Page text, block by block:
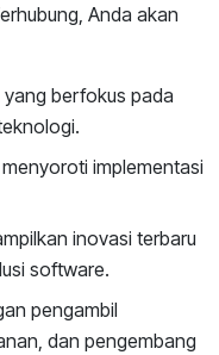
Anda akan
yang berfokus pada
implementasi
inovasi terbaru
software.
pengambil
dan pengembang